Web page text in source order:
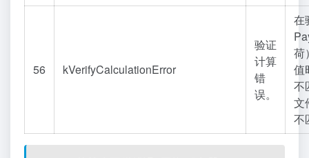
56 kVerifyCalculationError
验证
计算
错
误。
在
荷
值
不
文
不